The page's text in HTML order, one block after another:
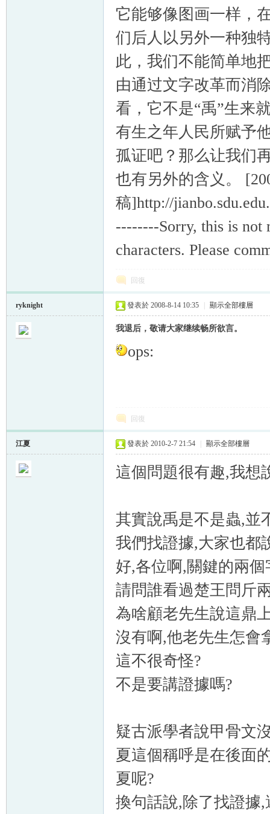
它能够像图画一样，
们后人以另外一种独
此，我们不能简单地
由通过文字改革而消
看，它不是“禹”生来
有生之年人民所赋予
孤证吧？那么让我们
也有另外的含义。
稿]http://
--------Sorry, this is not
characters. Please
回復
ryknight 發表於 2008-8-14 10:35 顯示全部樓層
我退后，敬请大家继续畅所欲言。
ops:
回復
江夏 發表於 2010-2-7 21:54 顯示全部樓層
這個問題很有趣,我想
其實說禹是不是蟲,並
我們找證據,大家也都
好,各位啊,關鍵的兩個
請問誰看過楚王問斤
為啥顧老先生說這鼎
沒有啊,他老先生怎會
這不很奇怪?
不是要講證據嗎?
疑古派學者說甲骨文
夏這個稱呼是在後面
夏呢?
換句話說,除了找證據